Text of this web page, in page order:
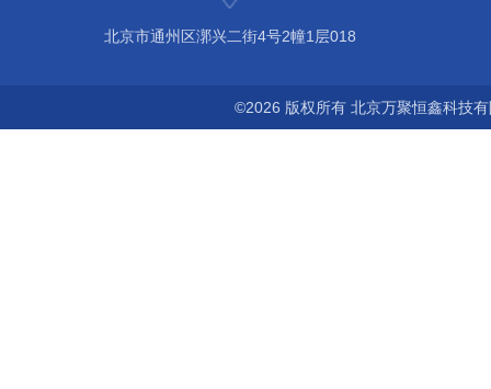
北京市通州区漷兴二街4号2幢1层018
©2026 版权所有 北京万聚恒鑫科技